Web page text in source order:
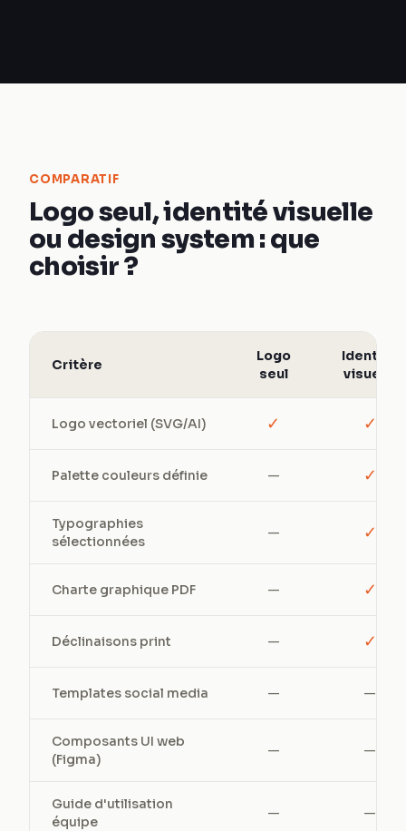
COMPARATIF
Logo seul, identité visuelle
ou design system : que
choisir ?
Critère
Logo
seul
Identité
visuelle
Logo vectoriel (SVG/AI) ✓ ✓
Palette couleurs définie — ✓
Typographies
sélectionnées
— ✓
Charte graphique PDF — ✓
Déclinaisons print — ✓
Templates social media — —
Composants UI web
(Figma)
— —
Guide d'utilisation
équipe
— —